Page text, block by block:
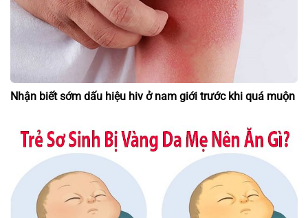
Nhận biết sớm dấu hiệu hiv ở nam giới trước khi quá muộn